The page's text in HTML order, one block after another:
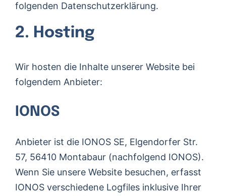
folgenden Datenschutzerklärung.
2. Hosting
Wir hosten die Inhalte unserer Website bei
folgendem Anbieter:
IONOS
Anbieter ist die IONOS SE, Elgendorfer Str.
57, 56410 Montabaur (nachfolgend IONOS).
Wenn Sie unsere Website besuchen, erfasst
IONOS verschiedene Logfiles inklusive Ihrer